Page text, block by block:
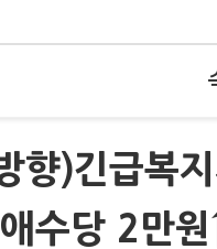
향)긴급복
수당 2만원